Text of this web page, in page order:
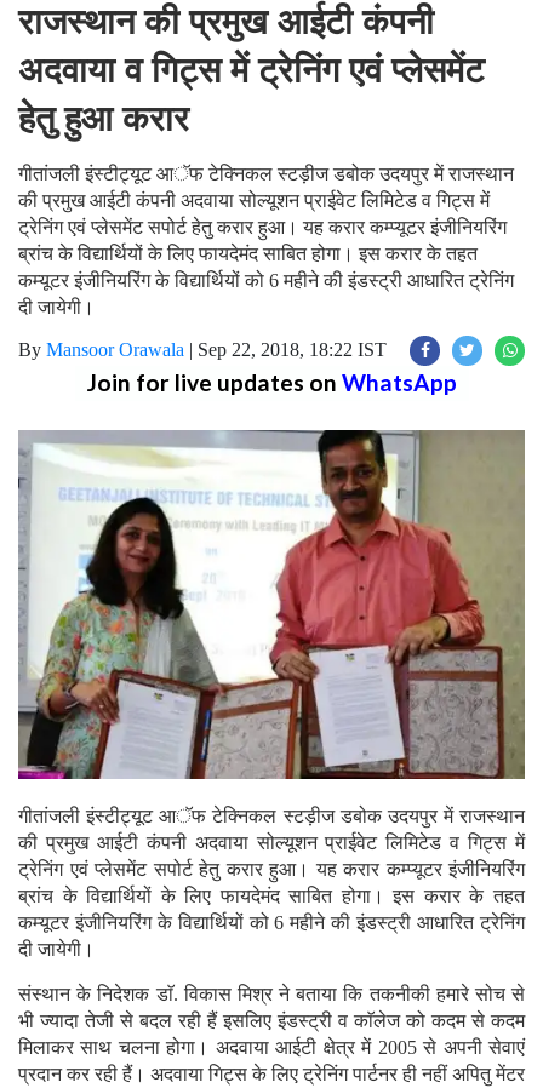
राजस्थान की प्रमुख आईटी कंपनी
अदवाया व गिट्स में ट्रेनिंग एवं प्लेसमेंट
हेतु हुआ करार
गीतांजली इंस्टीट्यूट आॅफ टेक्निकल स्टड़ीज डबोक उदयपुर में राजस्थान
की प्रमुख आईटी कंपनी अदवाया सोल्यूशन प्राईवेट लिमिटेड व गिट्स में
ट्रेनिंग एवं प्लेसमेंट सपोर्ट हेतु करार हुआ। यह करार कम्प्यूटर इंजीनियरिंग
ब्रांच के विद्यार्थियों के लिए फायदेमंद साबित होगा। इस करार के तहत
कम्यूटर इंजीनियरिंग के विद्यार्थियों को 6 महीने की इंडस्ट्री आधारित ट्रेनिंग
दी जायेगी।
By Mansoor Orawala | Sep 22, 2018, 18:22 IST
Join for live updates on WhatsApp
गीतांजली इंस्टीट्यूट आॅफ टेक्निकल स्टड़ीज डबोक उदयपुर में राजस्थान
की प्रमुख आईटी कंपनी अदवाया सोल्यूशन प्राईवेट लिमिटेड व गिट्स में
ट्रेनिंग एवं प्लेसमेंट सपोर्ट हेतु करार हुआ। यह करार कम्प्यूटर इंजीनियरिंग
ब्रांच के विद्यार्थियों के लिए फायदेमंद साबित होगा। इस करार के तहत
कम्यूटर इंजीनियरिंग के विद्यार्थियों को 6 महीने की इंडस्ट्री आधारित ट्रेनिंग
दी जायेगी।
संस्थान के निदेशक डाॅ. विकास मिश्र ने बताया कि तकनीकी हमारे सोच से
भी ज्यादा तेजी से बदल रही हैं इसलिए इंडस्ट्री व काॅलेज को कदम से कदम
मिलाकर साथ चलना होगा। अदवाया आईटी क्षेत्र में 2005 से अपनी सेवाएं
प्रदान कर रही हैं। अदवाया गिट्स के लिए ट्रेनिंग पार्टनर ही नहीं अपितु मेंटर